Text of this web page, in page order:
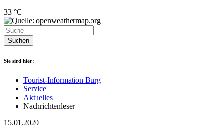
33 °C
Suchen
Sie sind hier:
Tourist-Information Burg
Service
Aktuelles
Nachrichtenleser
15.01.2020